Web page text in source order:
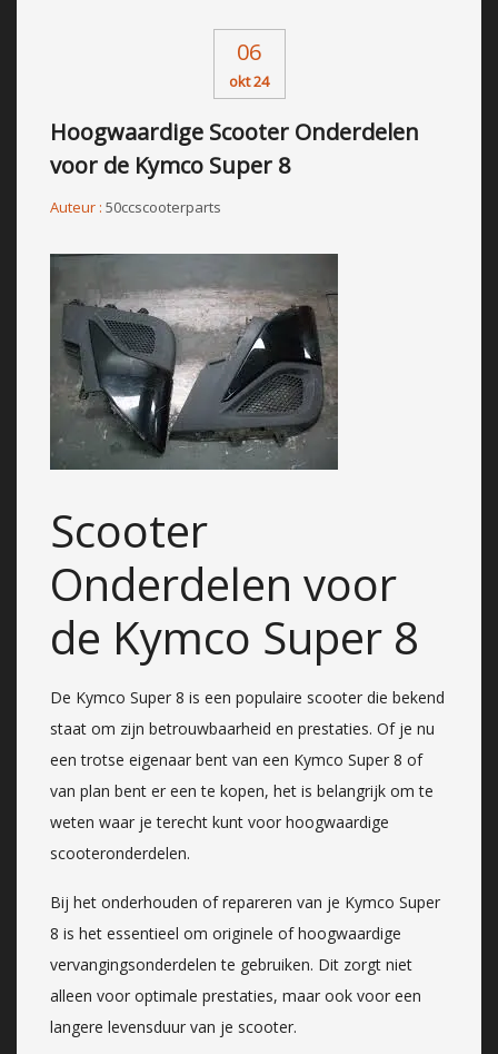
06
okt 24
Hoogwaardige Scooter Onderdelen
voor de Kymco Super 8
Auteur : 50ccscooterparts
Scooter
Onderdelen voor
de Kymco Super 8
De Kymco Super 8 is een populaire scooter die bekend
staat om zijn betrouwbaarheid en prestaties. Of je nu
een trotse eigenaar bent van een Kymco Super 8 of
van plan bent er een te kopen, het is belangrijk om te
weten waar je terecht kunt voor hoogwaardige
scooteronderdelen.
Bij het onderhouden of repareren van je Kymco Super
8 is het essentieel om originele of hoogwaardige
vervangingsonderdelen te gebruiken. Dit zorgt niet
alleen voor optimale prestaties, maar ook voor een
langere levensduur van je scooter.